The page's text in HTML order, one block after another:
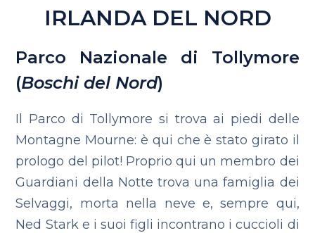
IRLANDA DEL NORD
Parco Nazionale di Tollymore
(Boschi del Nord)
Il Parco di Tollymore si trova ai piedi delle
Montagne Mourne: è qui che è stato girato il
prologo del pilot! Proprio qui un membro dei
Guardiani della Notte trova una famiglia dei
Selvaggi, morta nella neve e, sempre qui,
Ned Stark e i suoi figli incontrano i cuccioli di